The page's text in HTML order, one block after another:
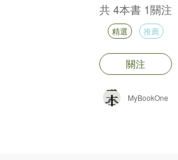
共4本書 1關注
精選 推薦
關注
MyBookOne